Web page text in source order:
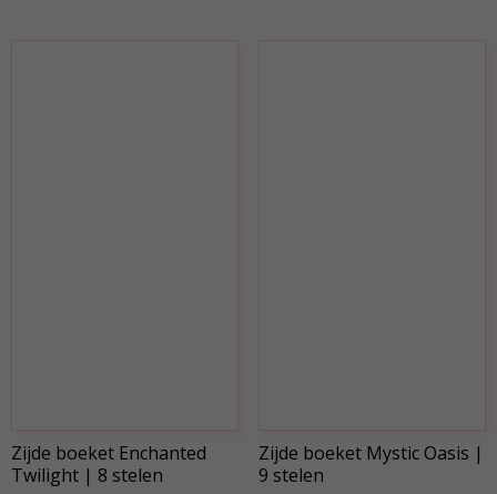
Zijde boeket Enchanted
Twilight | 8 stelen
Zijde boeket Mystic Oasis |
9 stelen